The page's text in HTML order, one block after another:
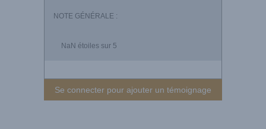
NOTE GÉNÉRALE :
NaN étoiles sur 5
Se connecter pour ajouter un témoignage